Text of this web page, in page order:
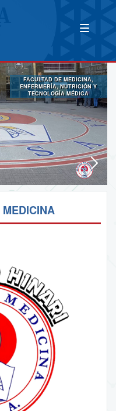
FACULTAD DE MEDICINA,
ENFERMERÍA, NUTRICIÓN Y
TECNOLOGÍA MÉDICA